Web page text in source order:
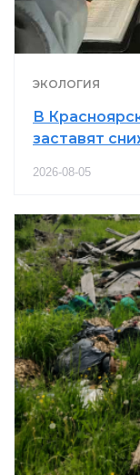
ЭКОЛОГИЯ
В
заставят
2026-08-05